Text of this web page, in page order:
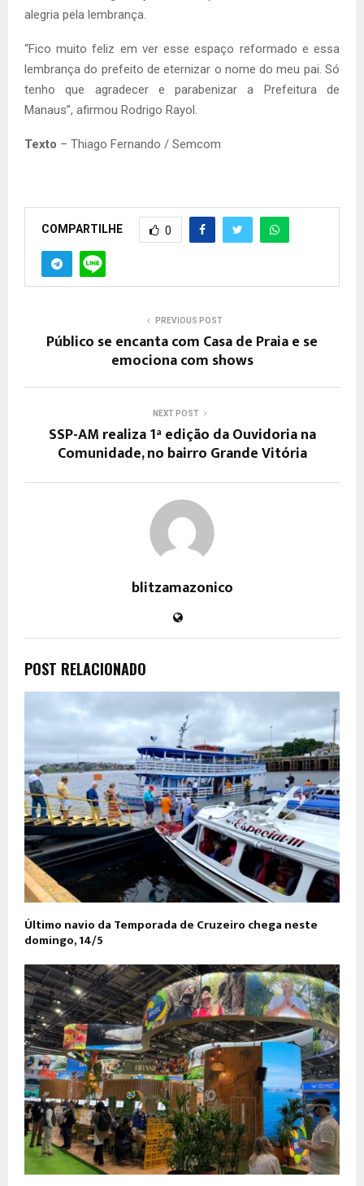
alegria pela lembrança.
“Fico muito feliz em ver esse espaço reformado e essa
lembrança do prefeito de eternizar o nome do meu pai. Só
tenho que agradecer e parabenizar a Prefeitura de
Manaus”, afirmou Rodrigo Rayol.
Texto – Thiago Fernando / Semcom
COMPARTILHE 0
PREVIOUS POST
Público se encanta com Casa de Praia e se
emociona com shows
NEXT POST
SSP-AM realiza 1ª edição da Ouvidoria na
Comunidade, no bairro Grande Vitória
blitzamazonico
POST RELACIONADO
Último navio da Temporada de Cruzeiro chega neste
domingo, 14/5